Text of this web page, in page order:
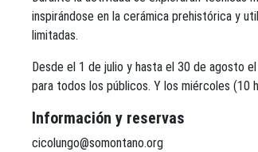
inspirándose en la cerámica prehistórica y
limitadas.
Desde el 1 de julio y hasta el 30 de agosto
para todos los públicos. Y los miércoles (10
Información y reservas
cicolungo@somontano.org